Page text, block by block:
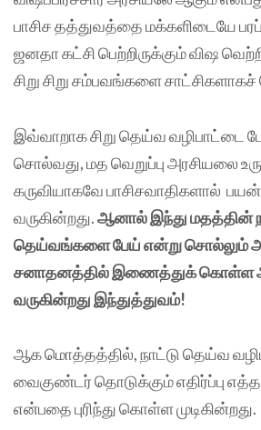
பாசிச தத்துவத்தை மக்களிடையே
ஜனதா கட்சி பெற்றிருக்கும் விஷ
சிறு சிறு சம்பவங்களை
இவ்வாறாக சிறு தெய்வ வழிபாட்டை
சொல்வது, மத வெறுப்பு அரசியலை
கருவியாகவே பாசிசவாதிகளால்
வருகின்றது.ஆனால் இந்து மதத்தின்
தெய்வங்களை பேய் என்று சொல்லும்
சனாதனத்தில் இணைத்துக் கொள்ள
வருகின்றது இந்துத்துவம்!
ஆக மொத்தத்தில், நாட்டு தெய்வ
வைகுண்டர் தொடுக்கும் எதிர்ப்பு
என்பதை புரிந்து கொள்ள முடிகின்றது.